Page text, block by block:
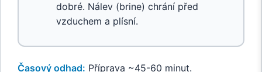
dobré. Nálev (brine) chrání před
vzduchem a plísní.
Časový odhad: Příprava ~45-60 minut.